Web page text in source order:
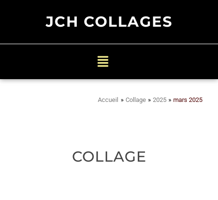
JCH COLLAGES
Accueil » Collage » 2025 » mars 2025
COLLAGE